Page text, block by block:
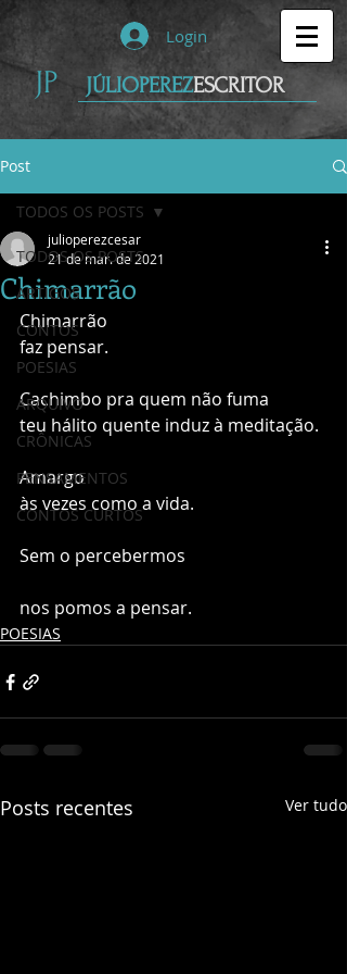
JP
Login
JÚLIOPEREZESCRITOR
Post
TODOS OS POSTS
ARTIGOS
CONTOS
POESIAS
ARQUIVO
CRÔNICAS
PENSAMENTOS
CONTOS CURTOS
TODOS OS POSTS
Chimarrão
julioperezcesar
21 de mar. de 2021
Chimarrão
faz pensar.
Cachimbo pra quem não fuma
teu hálito quente induz à meditação.
Amargo
às vezes como a vida.
Sem o percebermos
nos pomos a pensar.
POESIAS
Posts recentes Ver tudo